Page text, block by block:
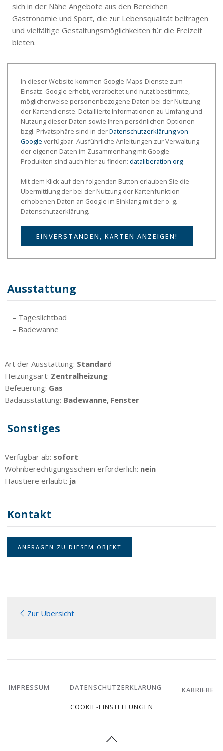
sich in der Nähe Angebote aus den Bereichen
Gastronomie und Sport, die zur Lebensqualität beitragen
und vielfältige Gestaltungsmöglichkeiten für die Freizeit
bieten.
In dieser Website kommen Google-Maps-Dienste zum
Einsatz. Google erhebt, verarbeitet und nutzt bestimmte,
möglicherweise personenbezogene Daten bei der Nutzung
der Kartendienste. Detaillierte Informationen zu Umfang und
Nutzung dieser Daten sowie Ihren persönlichen Optionen
bzgl. Privatsphäre sind in derDatenschutzerklärung von
Google verfügbar. Ausführliche Anleitungen zur Verwaltung
der eigenen Daten im Zusammenhang mit Google-
Produkten sind auch hier zu finden: dataliberation.org
Mit dem Klick auf den folgenden Button erlauben Sie die
Übermittlung der bei der Nutzung der Kartenfunktion
erhobenen Daten an Google im Einklang mit der o. g.
Datenschutzerklärung.
EINVERSTANDEN, KARTEN ANZEIGEN!
Ausstattung
– Tageslichtbad
– Badewanne
Art der Ausstattung: Standard
Heizungsart: Zentralheizung
Befeuerung: Gas
Badausstattung: Badewanne, Fenster
Sonstiges
Verfügbar ab: sofort
Wohnberechtigungsschein erforderlich: nein
Haustiere erlaubt: ja
Kontakt
ANFRAGEN ZU DIESEM OBJEKT
Zur Übersicht
IMPRESSUM DATENSCHUTZERKLÄRUNG
KARRIERE
COOKIE-EINSTELLUNGEN